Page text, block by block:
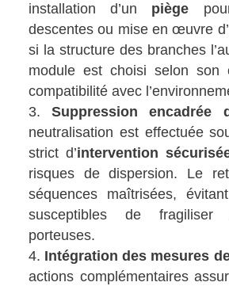
installation d’un piège
descentes ou mise en œuvre
si la structure des branches
module est choisi selon son
compatibilité avec
Suppression
neutralisation est effectuée
strict d’intervention
risques de dispersion. Le
séquences maîtrisées,
susceptibles de fragiliser
porteuses.
Intégration des mesures
actions complémentaires